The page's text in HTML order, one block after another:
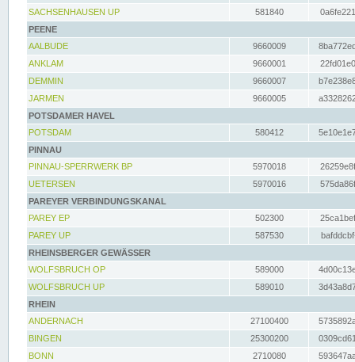
SACHSENHAUSEN UP
581840
PEENE
AALBUDE
9660009
ANKLAM
9660001
DEMMIN
9660007
JARMEN
9660005
POTSDAMER HAVEL
POTSDAM
580412
PINNAU
PINNAU-SPERRWERK BP
5970018
UETERSEN
5970016
PAREYER VERBINDUNGSKANAL
PAREY EP
502300
PAREY UP
587530
RHEINSBERGER GEWÄSSER
WOLFSBRUCH OP
589000
WOLFSBRUCH UP
589010
RHEIN
ANDERNACH
27100400
BINGEN
25300200
BONN
2710080